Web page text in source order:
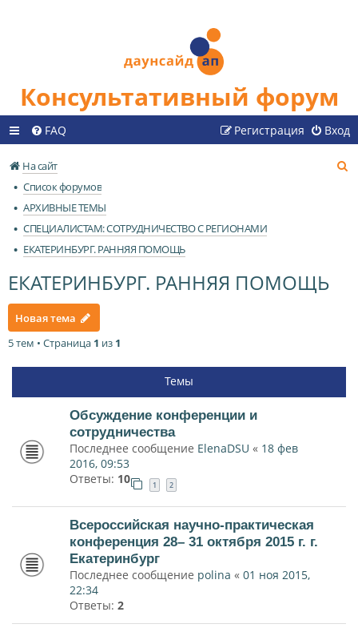
Консультативный форум
FAQ Вход
Регистрация
На сайт
Список форумов
АРХИВНЫЕ ТЕМЫ
СПЕЦИАЛИСТАМ: СОТРУДНИЧЕСТВО С РЕГИОНАМИ
ЕКАТЕРИНБУРГ. РАННЯЯ ПОМОЩЬ
ЕКАТЕРИНБУРГ. РАННЯЯ ПОМОЩЬ
Новая тема
5 тем • Страница 1 из 1
Темы
Обсуждение конференции и
сотрудничества
Последнее сообщение ElenaDSU « 18 фев
2016, 09:53
Ответы: 10 1 2
Всероссийская научно-практическая
конференция 28– 31 октября 2015 г. г.
Екатеринбург
Последнее сообщение polina « 01 ноя 2015,
22:34
Ответы: 2